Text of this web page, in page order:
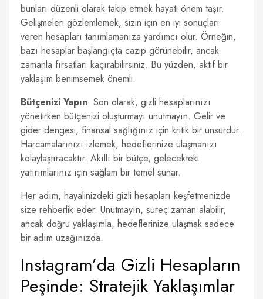
bunları düzenli olarak takip etmek hayati önem taşır.
Gelişmeleri gözlemlemek, sizin için en iyi sonuçları
veren hesapları tanımlamanıza yardımcı olur. Örneğin,
bazı hesaplar başlangıçta cazip görünebilir, ancak
zamanla fırsatları kaçırabilirsiniz. Bu yüzden, aktif bir
yaklaşım benimsemek önemli.
Bütçenizi Yapın: Son olarak, gizli hesaplarınızı
yönetirken bütçenizi oluşturmayı unutmayın. Gelir ve
gider dengesi, finansal sağlığınız için kritik bir unsurdur.
Harcamalarınızı izlemek, hedeflerinize ulaşmanızı
kolaylaştıracaktır. Akıllı bir bütçe, gelecekteki
yatırımlarınız için sağlam bir temel sunar.
Her adım, hayalinizdeki gizli hesapları keşfetmenizde
size rehberlik eder. Unutmayın, süreç zaman alabilir;
ancak doğru yaklaşımla, hedeflerinize ulaşmak sadece
bir adım uzağınızda.
Instagram’da Gizli Hesapların
Peşinde: Stratejik Yaklaşımlar